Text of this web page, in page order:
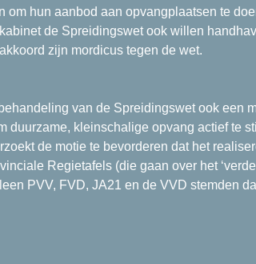
om hun aanbod aan opvangplaatsen te
de Spreidingswet ook willen
zijn mordicus tegen de wet.
van de Spreidingswet ook een
duurzame, kleinschalige opvang actief te
de motie te bevorderen dat het
Regietafels (die gaan over het
PVV, FVD, JA21 en de VVD stemden